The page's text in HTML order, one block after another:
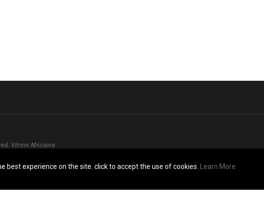
best experience on the site. click to accept the use of cookies. Learn More
Vitrine Africaine